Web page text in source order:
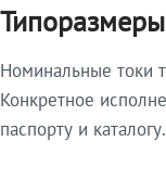
Номинальные токи
Конкретное
паспорту и каталогу.